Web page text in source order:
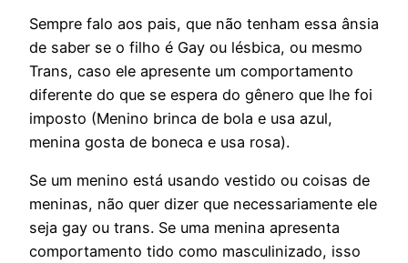
Sempre falo aos pais, que não tenham essa ânsia
de saber se o filho é Gay ou lésbica, ou mesmo
Trans, caso ele apresente um comportamento
diferente do que se espera do gênero que lhe foi
imposto (Menino brinca de bola e usa azul,
menina gosta de boneca e usa rosa).
Se um menino está usando vestido ou coisas de
meninas, não quer dizer que necessariamente ele
seja gay ou trans. Se uma menina apresenta
comportamento tido como masculinizado, isso